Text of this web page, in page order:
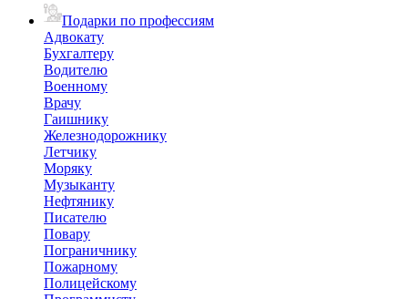
Подарки по профессиям
Адвокату
Бухгалтеру
Водителю
Военному
Врачу
Гаишнику
Железнодорожнику
Летчику
Моряку
Музыканту
Нефтянику
Писателю
Повару
Пограничнику
Пожарному
Полицейскому